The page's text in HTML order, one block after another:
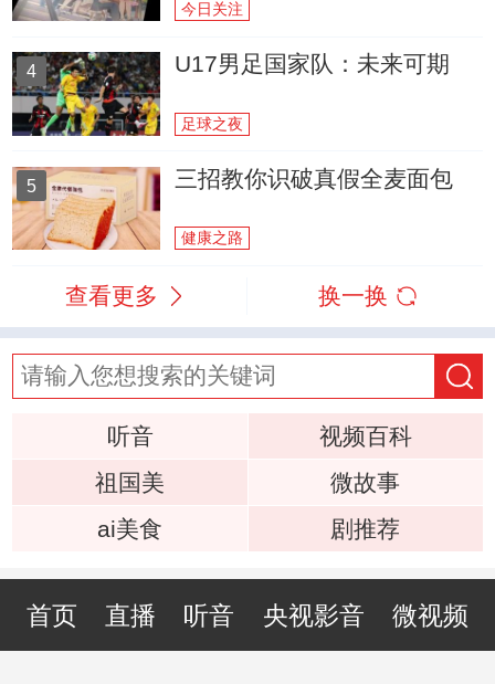
今日关注
4 U17男足国家队：未来可期
足球之夜
5 三招教你识破真假全麦面包
健康之路
查看更多 换一换
听音
视频百科
祖国美
微故事
ai美食
剧推荐
首页 直播 听音 央视影音 微视频